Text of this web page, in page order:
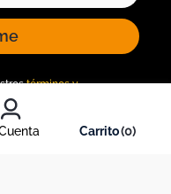
0
términos y
de información